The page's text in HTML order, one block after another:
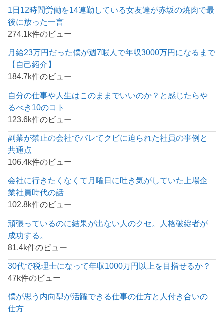
1日12時間労働を14連勤している女友達が赤坂の焼肉で最
後に放った一言
274.1k件のビュー
月給23万円だった僕が週7暇人で年収3000万円になるまで
【自己紹介】
184.7k件のビュー
自分の仕事や人生はこのままでいいのか？と感じたらや
るべき10のコト
123.6k件のビュー
副業が禁止の会社でバレてクビに迫られた社員の事例と
共通点
106.4k件のビュー
会社に行きたくなくて月曜日に吐き気がしていた上場企
業社員時代の話
102.8k件のビュー
頑張っているのに結果が出ない人のクセ。人格破綻者が
成功する。
81.4k件のビュー
30代で税理士になって年収1000万円以上を目指せるか？
47k件のビュー
僕が思う内向型が活躍できる仕事の仕方と人付き合いの
仕方